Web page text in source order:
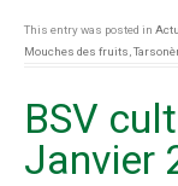
This entry was posted in
Mouches des fruits,
BSV
Janvier